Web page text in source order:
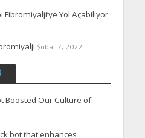
Fibromiyalji’ye Yol Açabiliyor
Şubat 7, 2022
Boosted Our Culture of
bot that enhances